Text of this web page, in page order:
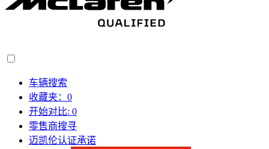
车辆搜索
收藏夹： 0
开始对比: 0
零售商搜寻
迈凯伦认证承诺